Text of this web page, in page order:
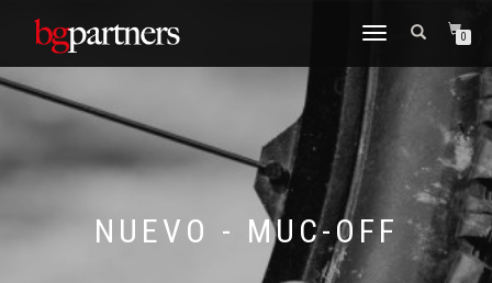
CAMBIAR
0
NUEVO - MUC-OFF